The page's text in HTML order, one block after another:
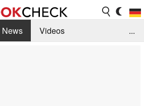
News
Videos
...